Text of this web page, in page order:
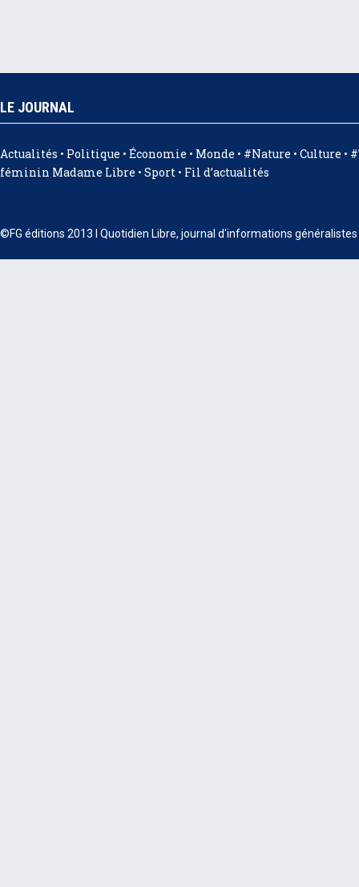
LE JOURNAL
Actualités • Politique • Économie • Monde • #Nature • Culture •
féminin Madame Libre • Sport • Fil d’actualités
©FG éditions 2013 I Quotidien Libre, journal d'informations généralistes